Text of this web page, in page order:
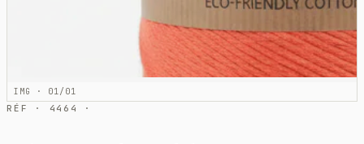
IMG · 01/01
RÉF · 4464 ·